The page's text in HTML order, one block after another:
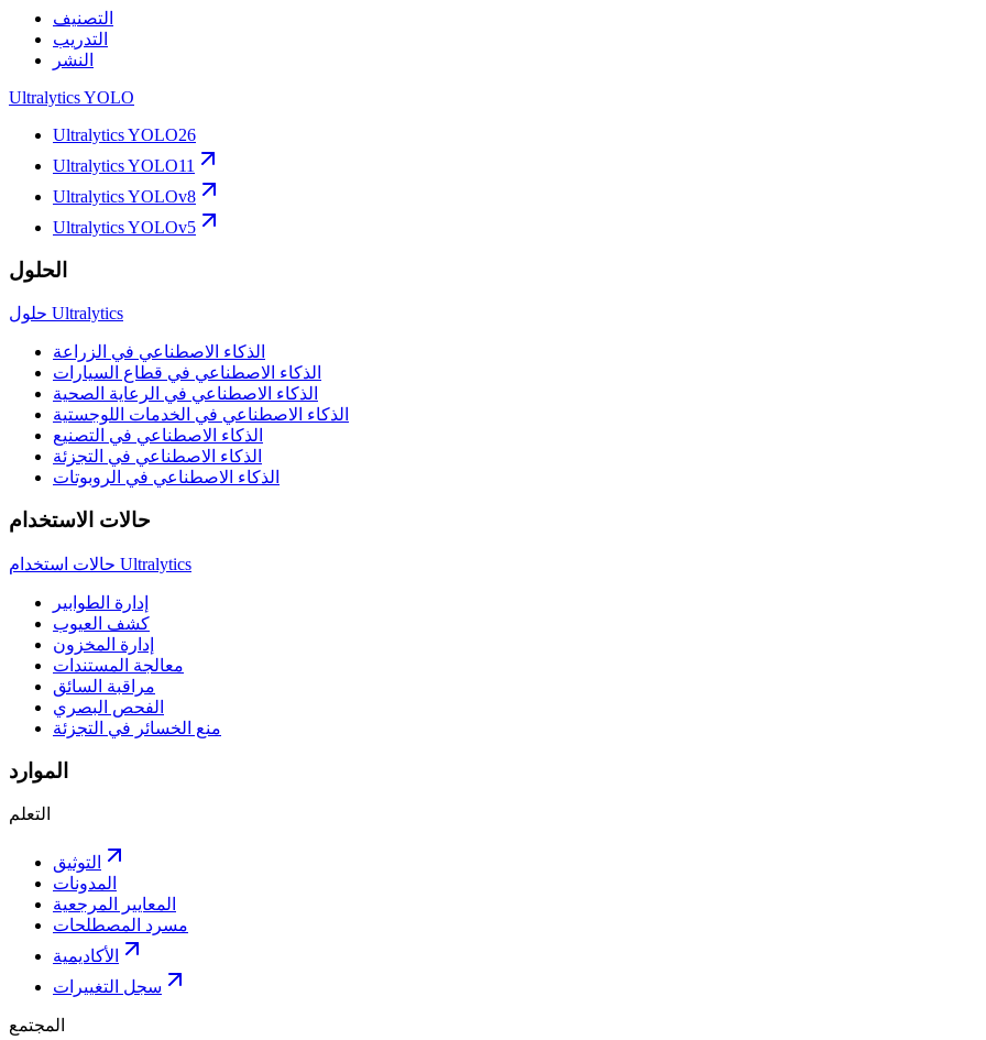
التصنيف
التدريب
النشر
Ultralytics YOLO
Ultralytics YOLO26
Ultralytics YOLO11
Ultralytics YOLOv8
Ultralytics YOLOv5
الحلول
حلول Ultralytics
الذكاء الاصطناعي في الزراعة
الذكاء الاصطناعي في قطاع السيارات
الذكاء الاصطناعي في الرعاية الصحية
الذكاء الاصطناعي في الخدمات اللوجستية
الذكاء الاصطناعي في التصنيع
الذكاء الاصطناعي في التجزئة
الذكاء الاصطناعي في الروبوتات
حالات الاستخدام
حالات استخدام Ultralytics
إدارة الطوابير
كشف العيوب
إدارة المخزون
معالجة المستندات
مراقبة السائق
الفحص البصري
منع الخسائر في التجزئة
الموارد
التعلم
التوثيق
المدونات
المعايير المرجعية
مسرد المصطلحات
الأكاديمية
سجل التغييرات
المجتمع